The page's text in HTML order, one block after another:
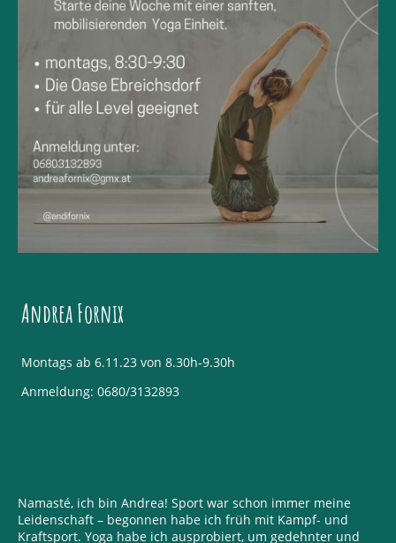
Andrea Fornix
Montags ab 6.11.23 von 8.30h-9.30h
Anmeldung: 0680/3132893
Namasté, ich bin Andrea! Sport war schon immer meine
Leidenschaft – begonnen habe ich früh mit Kampf- und
Kraftsport. Yoga habe ich ausprobiert, um gedehnter und